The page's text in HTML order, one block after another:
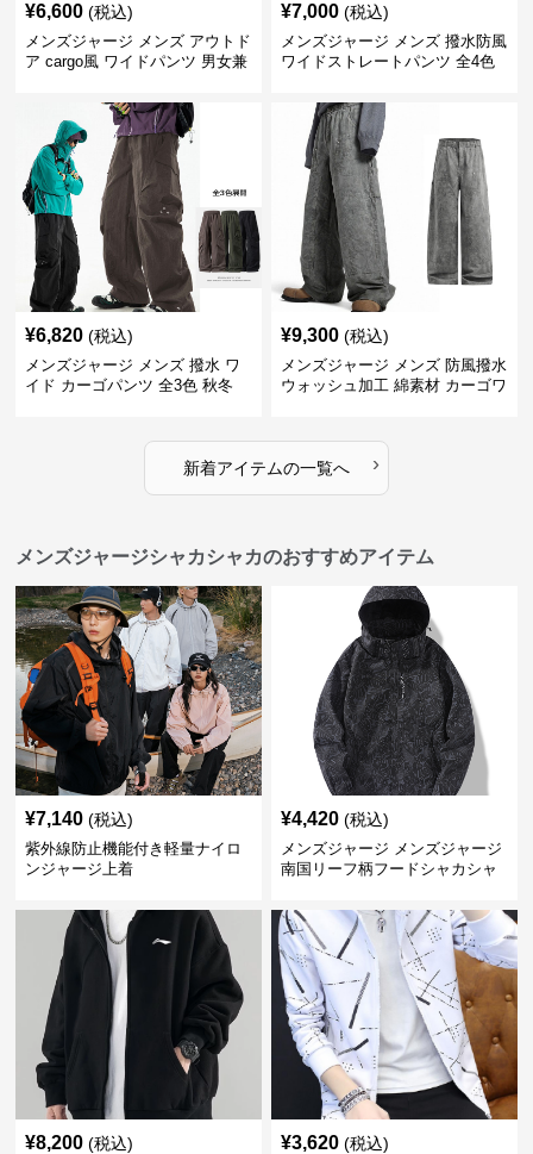
¥6,600 (税込)
メンズジャージ メンズ アウトド
ア cargo風 ワイドパンツ 男女兼
¥7,000 (税込)
メンズジャージ メンズ 撥水防風
ワイドストレートパンツ 全4色
¥6,820 (税込)
メンズジャージ メンズ 撥水 ワ
イド カーゴパンツ 全3色 秋冬
¥9,300 (税込)
メンズジャージ メンズ 防風撥水
ウォッシュ加工 綿素材 カーゴワ
新着アイテムの一覧へ ›
メンズジャージシャカシャカのおすすめアイテム
¥7,140 (税込)
紫外線防止機能付き軽量ナイロ
ンジャージ上着
¥4,420 (税込)
メンズジャージ メンズジャージ
南国リーフ柄フードシャカシャ
¥8,200 (税込) ¥3,620 (税込)